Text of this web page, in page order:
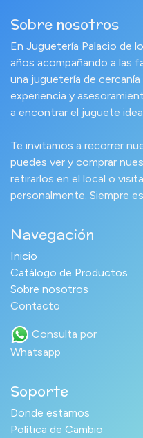
Sobre nosotros
En Juguetería Palacio de
años acompañando a las
una juguetería de
experiencia y
a encontrar el juguete
Te invitamos a recorrer
puedes ver y comprar
retirarlos en el local o
personalmente. Siempre
Navegación
Inicio
Catálogo de Productos
Sobre nosotros
Contacto
Consulta por
Whatsapp
Soporte
Donde estamos
Política de Cambio